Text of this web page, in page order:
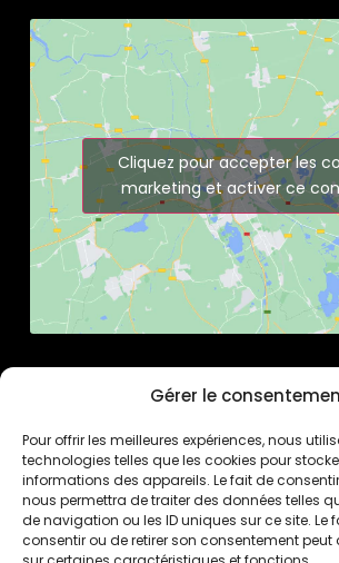
Gérer le
Pour offrir les meilleures expériences, nous
technologies telles que les cookies pour
informations des appareils. Le fait de
nous permettra de traiter des données telles
de navigation ou les ID uniques sur ce site. Le
consentir ou de retirer son consentement
Cliquez pour accepter les
marketing et activer ce